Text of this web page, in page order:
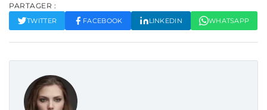
PARTAGER :
TWITTER FACEBOOK LINKEDIN WHATSAPP